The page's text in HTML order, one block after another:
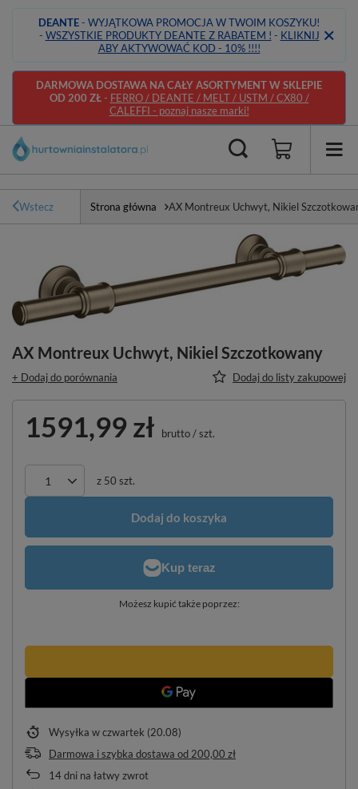
DEANTE- WYJĄTKOWA PROMOCJA W TWOIM KOSZYKU!
- WSZYSTKIE PRODUKTY DEANTE Z RABATEM ! - KLIKNIJ
ABY AKTYWOWAĆ KOD - 10% !!!!
DARMOWA DOSTAWA NA CAŁY ASORTYMENT W SKLEPIE
OD 200 ZŁ- FERRO / DEANTE / MELT / USTM / CX80 /
CALEFFI - poznaj nasze marki!
Wstecz Strona główna AX Montreux Uchwyt, Nikiel
AX Montreux Uchwyt, Nikiel Szczotkowany
+ Dodaj do porównania Dodaj do listy zakupowej
1591,99 zł brutto/szt.
z 50 szt.
Dodaj do koszyka
Możesz kupić także poprzez:
Wysyłka w czwartek (20.08)
Darmowa i szybka dostawa od 200,00 zł
14dni na łatwy zwrot